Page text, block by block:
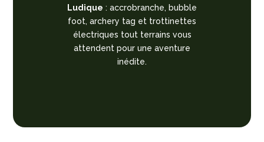
Ludique : accrobranche, bubble
foot, archery tag et trottinettes
électriques tout terrains vous
attendent pour une aventure
inédite.